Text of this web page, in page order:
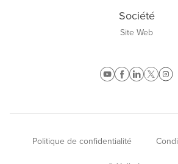
Société
Site Web
Politique de confidentialité